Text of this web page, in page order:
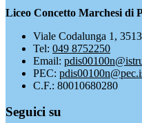
Liceo Concetto Marchesi di
Viale Codalunga 1,
Tel: 049 8752250
Email:
PEC:
C.F.: 80010680280
Seguici su